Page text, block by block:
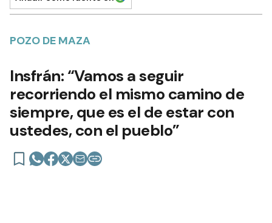
POZO DE MAZA
Insfrán: “Vamos a seguir
recorriendo el mismo camino de
siempre, que es el de estar con
ustedes, con el pueblo”